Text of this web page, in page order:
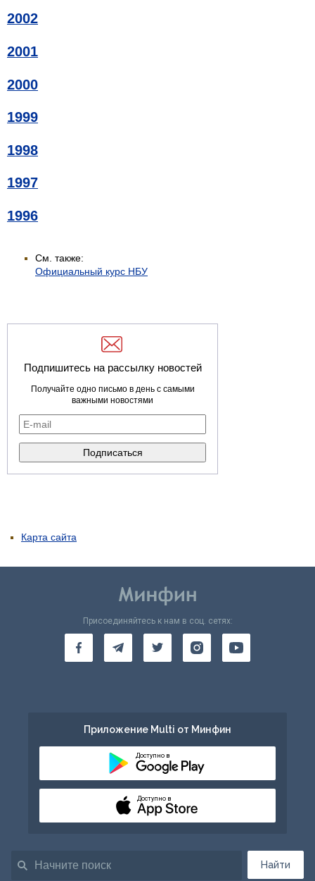
2002
2001
2000
1999
1998
1997
1996
См. также:
Официальный курс НБУ
Подпишитесь на рассылку новостей
Получайте одно письмо в день с самыми
важными новостями
Карта сайта
Найти
Присоединяйтесь к нам в соц. сетях:
Приложение Multi от Минфин
Доступно в
Доступно в